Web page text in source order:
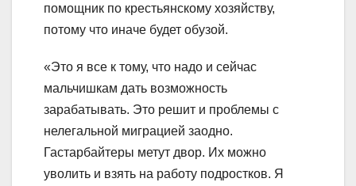
помощник по крестьянскому хозяйству,
потому что иначе будет обузой.
«Это я все к тому, что надо и сейчас
мальчишкам дать возможность
зарабатывать. Это решит и проблемы с
нелегальной миграцией заодно.
Гастарбайтеры метут двор. Их можно
уволить и взять на работу подростков. Я